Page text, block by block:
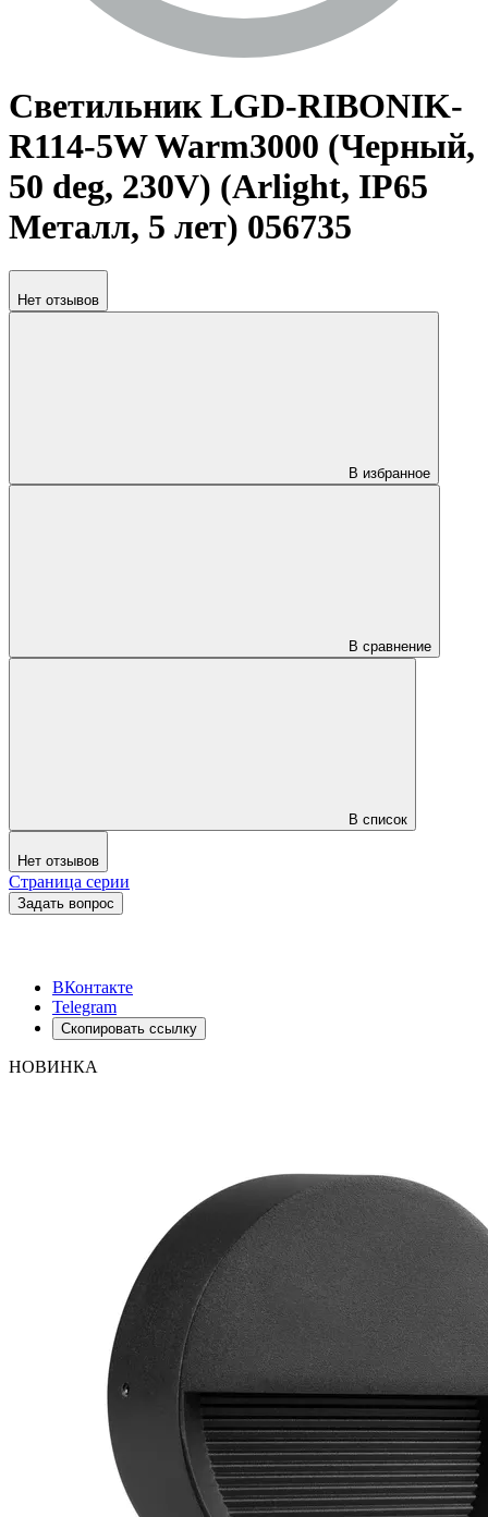
Светильник LGD-RIBONIK-
R114-5W Warm3000 (Черный,
50 deg, 230V) (Arlight, IP65
Металл, 5 лет) 056735
Нет отзывов
В избранное
В сравнение
В список
Нет отзывов
Страница серии
Задать вопрос
ВКонтакте
Telegram
Скопировать ссылку
НОВИНКА